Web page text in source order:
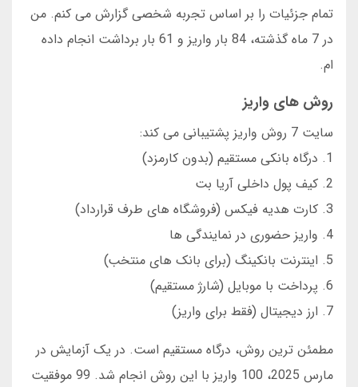
تمام جزئیات را بر اساس تجربه شخصی گزارش می کنم. من
در 7 ماه گذشته، 84 بار واریز و 61 بار برداشت انجام داده
ام.
روش های واریز
سایت 7 روش واریز پشتیبانی می کند:
1. درگاه بانکی مستقیم (بدون کارمزد)
2. کیف پول داخلی آریا بت
3. کارت هدیه فیکس (فروشگاه های طرف قرارداد)
4. واریز حضوری در نمایندگی ها
5. اینترنت بانکینگ (برای بانک های منتخب)
6. پرداخت با موبایل (شارژ مستقیم)
7. ارز دیجیتال (فقط برای واریز)
مطمئن ترین روش، درگاه مستقیم است. در یک آزمایش در
مارس 2025، 100 واریز با این روش انجام شد. 99 موفقیت